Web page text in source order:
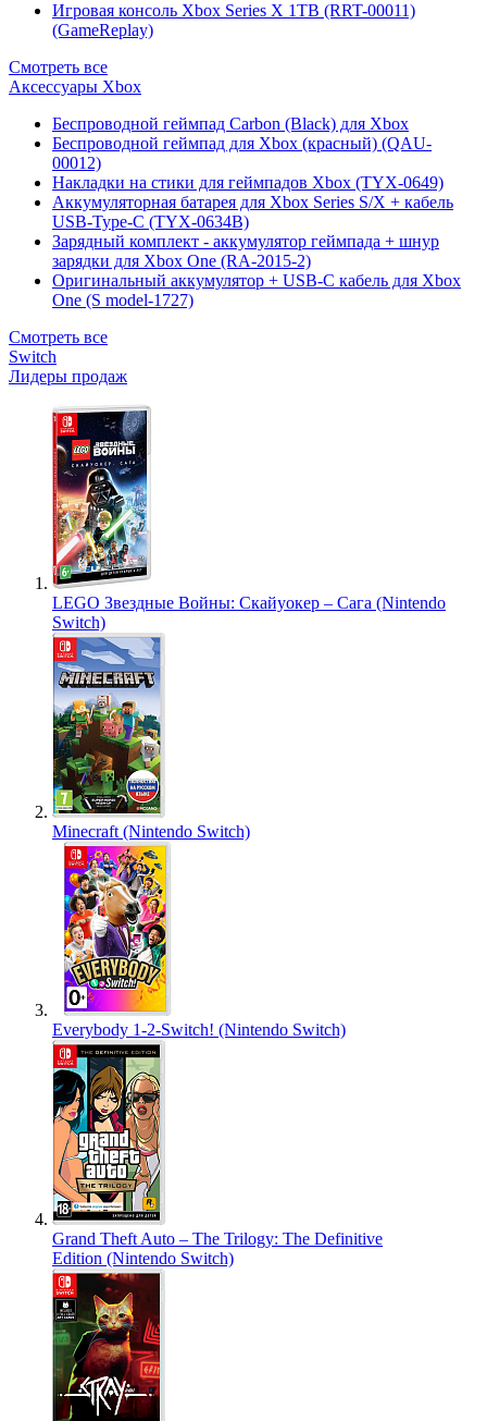
Игровая консоль Xbox Series X 1TB (RRT-00011)
(GameReplay)
Смотреть все
Аксессуары Xbox
Беспроводной геймпад Carbon (Black) для Xbox
Беспроводной геймпад для Xbox (красный) (QAU-
00012)
Накладки на стики для геймпадов Xbox (TYX-0649)
Аккумуляторная батарея для Xbox Series S/X + кабель
USB-Type-C (TYX-0634B)
Зарядный комплект - аккумулятор геймпада + шнур
зарядки для Xbox One (RA-2015-2)
Оригинальный аккумулятор + USB-C кабель для Xbox
One (S model-1727)
Смотреть все
Switch
Лидеры продаж
LEGO Звездные Войны: Скайуокер – Сага (Nintendo
Switch)
Minecraft (Nintendo Switch)
Everybody 1-2-Switch! (Nintendo Switch)
Grand Theft Auto – The Trilogy: The Definitive
Edition (Nintendo Switch)